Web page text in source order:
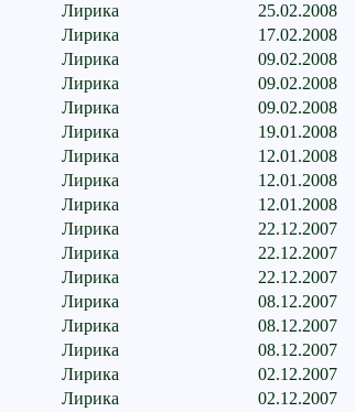
Лирика 25.02.2008
Лирика 17.02.2008
Лирика 09.02.2008
Лирика 09.02.2008
Лирика 09.02.2008
Лирика 19.01.2008
Лирика 12.01.2008
Лирика 12.01.2008
Лирика 12.01.2008
Лирика 22.12.2007
Лирика 22.12.2007
Лирика 22.12.2007
Лирика 08.12.2007
Лирика 08.12.2007
Лирика 08.12.2007
Лирика 02.12.2007
Лирика 02.12.2007